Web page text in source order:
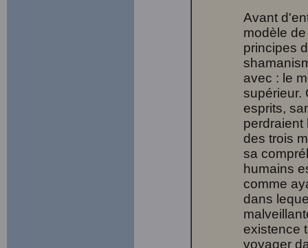
Avant
modèle
principes
avec : le
supérieur.
esprits,
perdraient
des trois
sa
humains
comme
dans
existence
voyager